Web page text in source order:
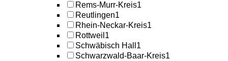
Rems-Murr-Kreis1
Reutlingen1
Rhein-Neckar-Kreis1
Rottweil 1
Schwäbisch Hall 1
Schwarzwald-Baar-Kreis1